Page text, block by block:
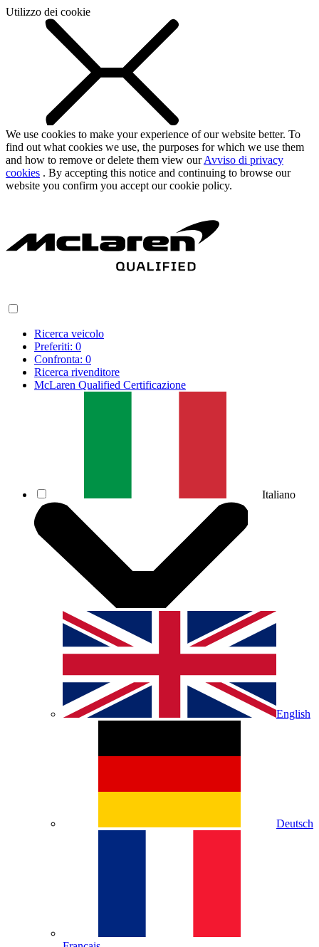
Utilizzo dei cookie
We use cookies to make your experience of our website better. To
find out what cookies we use, the purposes for which we use them
and how to remove or delete them view ourAvviso di privacy
cookies . By accepting this notice and continuing to browse our
website you confirm you accept our cookie policy.
Ricerca veicolo
Preferiti: 0
Confronta: 0
Ricerca rivenditore
McLaren Qualified Certificazione
Italiano
English
Deutsch